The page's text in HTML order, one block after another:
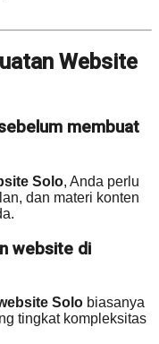
Website
membuat
Solo, Anda perlu
dan materi konten
website di
Solo biasanya
tingkat kompleksitas